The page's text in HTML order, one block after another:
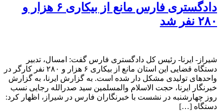
دادگستری فارس مانع از بیکاری ۶ هزار و
۲۸۰ نفر شد
شیراز- ایرنا- رئیس کل دادگستری فارس گفت: امسال، تدبیر
دستگاه قضایی این استان مانع از بیکاری ۶ هزار و ۲۸۰ نفر کارگر در
واحدهای تولیدی مشکل دار شده است. به گزارش ایرنا، به گزارش
خبرنگار ایرنا، حجت الاسلام والمسلمین سید صدرالله رجایی نسب
روز چهارشنبه در نشست با خبرنگاران فارس در شیراز، اظهار کرد:
دستگاه […]